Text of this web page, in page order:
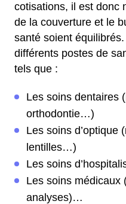
cotisations, il est donc
de la couverture et le
santé soient
différents postes de
tels que :
Les soins dentaires
orthodontie…)
Les soins d’optique
lentilles…)
Les soins
Les soins médicaux
analyses)…